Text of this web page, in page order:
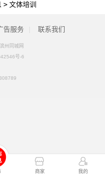
商家 我的
> 文体培训
告服务 联系我们
州同城网
号-6